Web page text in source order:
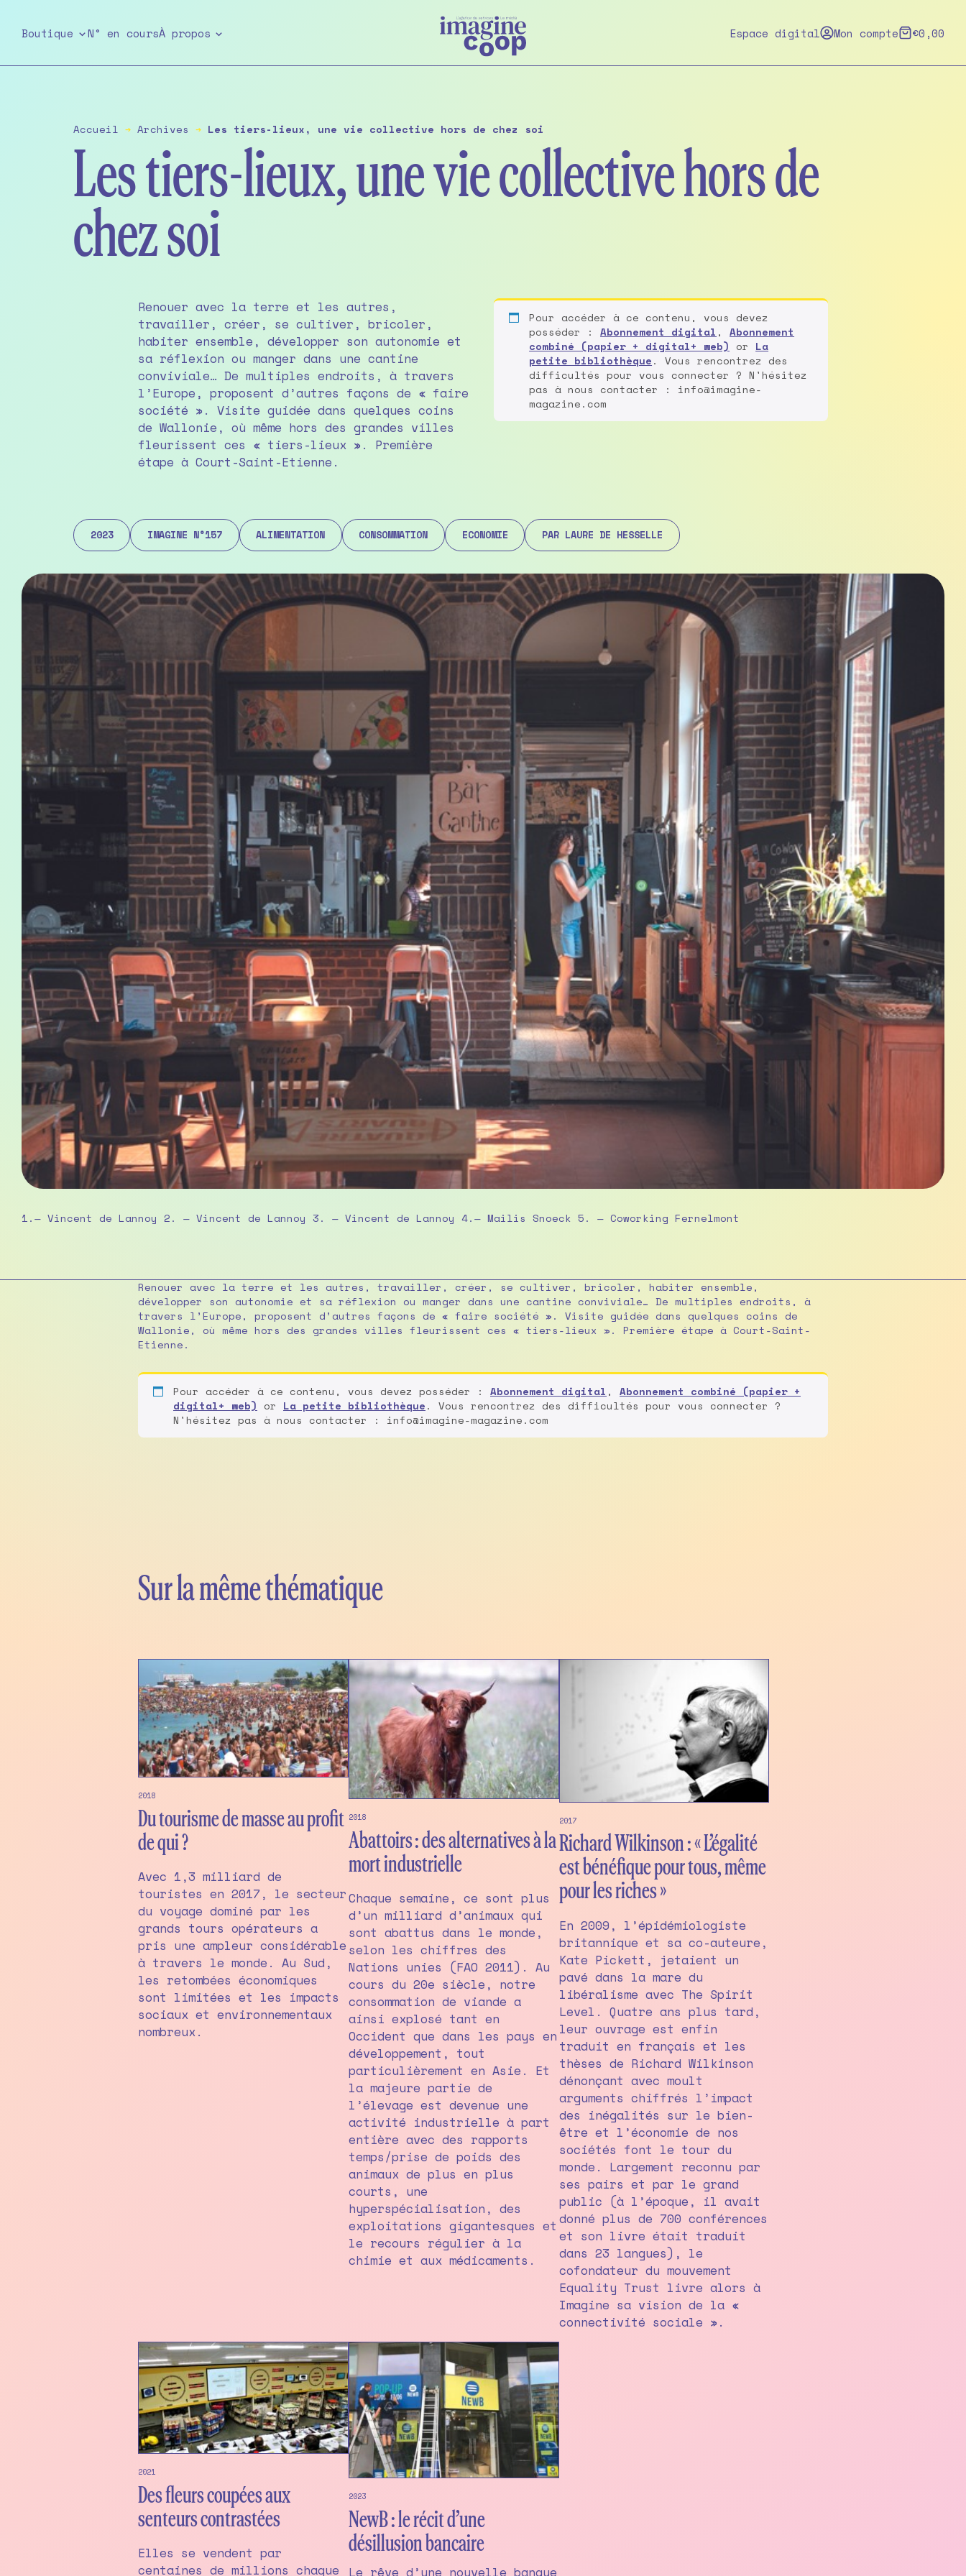
Boutique N° en coursÀ propos Espace digital Mon compte €0,00
Accueil ➔ Archives ➔ Les tiers-lieux, une vie collective hors de chez soi
Les tiers-lieux, une vie collective hors de
chez soi
Renouer avec la terre et les autres,
travailler, créer, se cultiver, bricoler,
habiter ensemble, développer son autonomie et
sa réflexion ou manger dans une cantine
conviviale… De multiples endroits, à travers
l’Europe, proposent d’autres façons de « faire
société ». Visite guidée dans quelques coins
de Wallonie, où même hors des grandes villes
fleurissent ces « tiers-lieux ». Première
étape à Court-Saint-Etienne.
Pour accéder à ce contenu, vous devez
posséder :Abonnement digital ,Abonnement
combiné (papier + digital+ web) or La
petite bibliothèque. Vous rencontrez des
difficultés pour vous connecter ? N'hésitez
pas à nous contacter : info@imagine-
magazine.com
2023 IMAGINE N°157 ALIMENTATION CONSOMMATION ECONOMIE PAR LAURE DE HESSELLE
1.— Vincent de Lannoy 2. — Vincent de Lannoy 3. — Vincent de Lannoy 4.— Mailis Snoeck 5. — Coworking Fernelmont
Renouer avec la terre et les autres, travailler, créer, se cultiver, bricoler, habiter ensemble,
développer son autonomie et sa réflexion ou manger dans une cantine conviviale… De multiples endroits, à
travers l’Europe, proposent d’autres façons de « faire société ». Visite guidée dans quelques coins de
Wallonie, où même hors des grandes villes fleurissent ces « tiers-lieux ». Première étape à Court-Saint-
Etienne.
Pour accéder à ce contenu, vous devez posséder : Abonnement digital , Abonnement combiné (papier +
digital+ web) or La petite bibliothèque. Vous rencontrez des difficultés pour vous connecter ?
N'hésitez pas à nous contacter : info@imagine-magazine.com
Sur la même thématique
2018
Du tourisme de masse au profit
de qui ?
Avec 1,3 milliard de
touristes en 2017, le secteur
du voyage dominé par les
grands tours opérateurs a
pris une ampleur considérable
à travers le monde. Au Sud,
les retombées économiques
sont limitées et les impacts
sociaux et environnementaux
nombreux.
2018
Abattoirs : des alternatives à la
mort industrielle
Chaque semaine, ce sont plus
d’un milliard d’animaux qui
sont abattus dans le monde,
selon les chiffres des
Nations unies (FAO 2011). Au
cours du 20e siècle, notre
consommation de viande a
ainsi explosé tant en
Occident que dans les pays en
développement, tout
particulièrement en Asie. Et
la majeure partie de
l’élevage est devenue une
activité industrielle à part
entière avec des rapports
temps/prise de poids des
animaux de plus en plus
courts, une
hyperspécialisation, des
exploitations gigantesques et
le recours régulier à la
chimie et aux médicaments.
2017
Richard Wilkinson : « L’égalité
est bénéfique pour tous, même
pour les riches »
En 2009, l’épidémiologiste
britannique et sa co-auteure,
Kate Pickett, jetaient un
pavé dans la mare du
libéralisme avec The Spirit
Level. Quatre ans plus tard,
leur ouvrage est enfin
traduit en français et les
thèses de Richard Wilkinson
dénonçant avec moult
arguments chiffrés l’impact
des inégalités sur le bien-
être et l’économie de nos
sociétés font le tour du
monde. Largement reconnu par
ses pairs et par le grand
public (à l’époque, il avait
donné plus de 700 conférences
et son livre était traduit
dans 23 langues), le
cofondateur du mouvement
Equality Trust livre alors à
Imagine sa vision de la «
connectivité sociale ».
2021
Des fleurs coupées aux
senteurs contrastées
Elles se vendent par
centaines de millions chaque
2023
NewB : le récit d’une
désillusion bancaire
Le rêve d’une nouvelle banque